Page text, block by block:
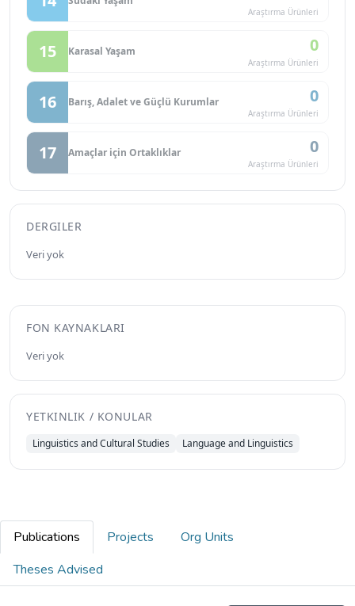
Araştırma Ürünleri
15 Karasal Yaşam 0
Araştırma Ürünleri
16 Barış, Adalet ve Güçlü Kurumlar 0
Araştırma Ürünleri
17 Amaçlar için Ortaklıklar 0
Araştırma Ürünleri
DERGILER
Veri yok
FON KAYNAKLARI
Veri yok
YETKINLIK / KONULAR
Linguistics and Cultural Studies Language and Linguistics
Publications Projects
Org Units
Theses Advised